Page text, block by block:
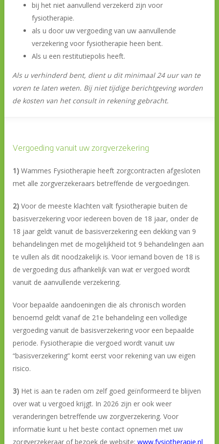
bij het niet aanvullend verzekerd zijn voor
fysiotherapie.
als u door uw vergoeding van uw aanvullende
verzekering voor fysiotherapie heen bent.
Als u een restitutiepolis heeft.
Als u verhinderd bent, dient u dit minimaal 24 uur van te
voren te laten weten. Bij niet tijdige berichtgeving worden
de kosten van het consult in rekening gebracht.
Vergoeding vanuit uw zorgverzekering
1) Wammes Fysiotherapie heeft zorgcontracten afgesloten
met alle zorgverzekeraars betreffende de vergoedingen.
2) Voor de meeste klachten valt fysiotherapie buiten de
basisverzekering voor iedereen boven de 18 jaar, onder de
18 jaar geldt vanuit de basisverzekering een dekking van 9
behandelingen met de mogelijkheid tot 9 behandelingen aan
te vullen als dit noodzakelijk is. Voor iemand boven de 18 is
de vergoeding dus afhankelijk van wat er vergoed wordt
vanuit de aanvullende verzekering.
Voor bepaalde aandoeningen die als chronisch worden
benoemd geldt vanaf de 21e behandeling een volledige
vergoeding vanuit de basisverzekering voor een bepaalde
periode. Fysiotherapie die vergoed wordt vanuit uw
“basisverzekering” komt eerst voor rekening van uw eigen
risico.
3) Het is aan te raden om zelf goed geïnformeerd te blijven
over wat u vergoed krijgt. In 2026 zijn er ook weer
veranderingen betreffende uw zorgverzekering. Voor
informatie kunt u het beste contact opnemen met uw
zorgverzekeraar of bezoek de website: www.fysiotherapie.nl